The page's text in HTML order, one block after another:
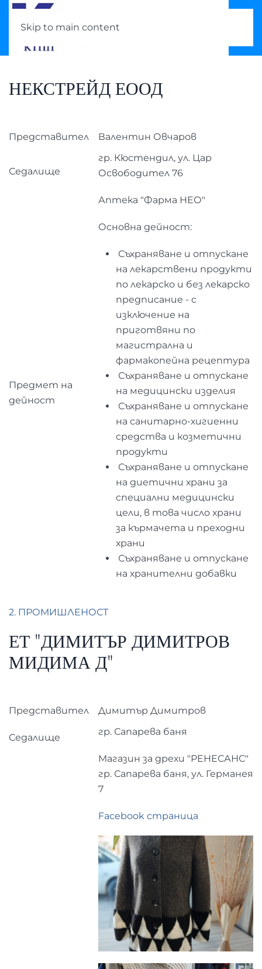
Skip to main content
НЕКСТРЕЙД ЕООД
Представител Валентин Овчаров
Седалище
гр. Кюстендил, ул. Цар
Освободител 76
Предмет на
дейност
Аптека "Фарма НЕО"
Основна дейност:
Съхраняване и отпускане
на лекарствени продукти
по лекарско и без лекарско
предписание - с
изключение на
приготвяни по
магистрална и
фармакопейна рецептура
Съхраняване и отпускане
на медицински изделия
Съхраняване и отпускане
на санитарно-хигиенни
средства и козметични
продукти
Съхраняване и отпускане
на диетични храни за
специални медицински
цели, в това число храни
за кърмачета и преходни
храни
Съхраняване и отпускане
на хранителни добавки
2. ПРОМИШЛЕНОСТ
ЕТ "ДИМИТЪР ДИМИТРОВ
МИДИМА Д"
Представител Димитър Димитров
Седалище
гр. Сапарева баня
Магазин за дрехи "РЕНЕСАНС"
гр. Сапарева баня, ул. Германея
7
Facebook страница